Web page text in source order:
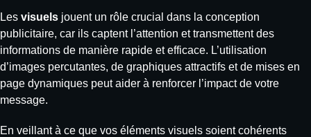
Les visuels jouent un rôle crucial dans la conception
publicitaire, car ils captent l’attention et transmettent des
informations de manière rapide et efficace. L’utilisation
d’images percutantes, de graphiques attractifs et de mises en
page dynamiques peut aider à renforcer l’impact de votre
message.
En veillant à ce que vos éléments visuels soient cohérents